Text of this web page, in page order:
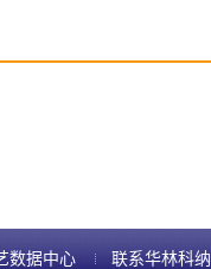
数据中心 联系华林科纳